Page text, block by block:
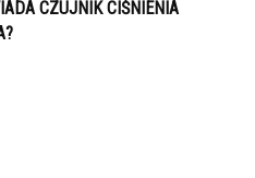
CZUJNIK CIŚNIENIA